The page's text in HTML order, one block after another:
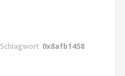
Schlagwort 0x8afb1458